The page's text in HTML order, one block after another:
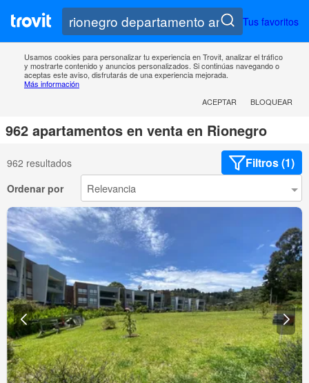
Tus favoritos
Usamos cookies para personalizar tu experiencia en Trovit, analizar el tráfico
y mostrarte contenido y anuncios personalizados. Si continúas navegando o
aceptas este aviso, disfrutarás de una experiencia mejorada.
Más información
ACEPTAR
BLOQUEAR
962 apartamentos en venta en Rionegro
962 resultados Filtros (1)
Ordenar por